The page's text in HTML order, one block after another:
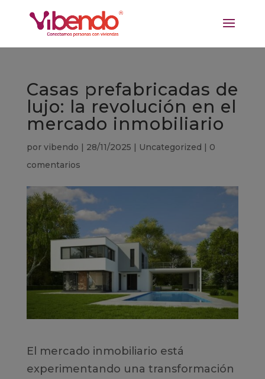
Casas prefabricadas de
lujo: la revolución en el
mercado inmobiliario
por vibendo | 28/11/2025 | Uncategorized | 0
comentarios
El mercado inmobiliario está
experimentando una transformación